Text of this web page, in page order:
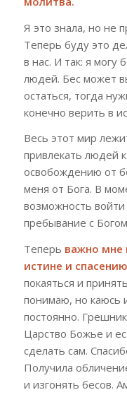
Я это знала, но не
Теперь буду это
в нас. И так: я могу
людей. Бес может
остаться, тогда
конечно верить в
Весь этот мир
привлекать людей
освобождению от
меня от Бога. В
возможность
пребывание с
Теперь важно мне
истине и спасению
покаяться и
понимаю, но каюсь
постоянно.
Царство Божье и
сделать сам.
Получила
и изгонять бесов.